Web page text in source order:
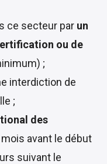
ce secteur par un
ou de
;
interdiction de
;
des
avant le début
suivant le